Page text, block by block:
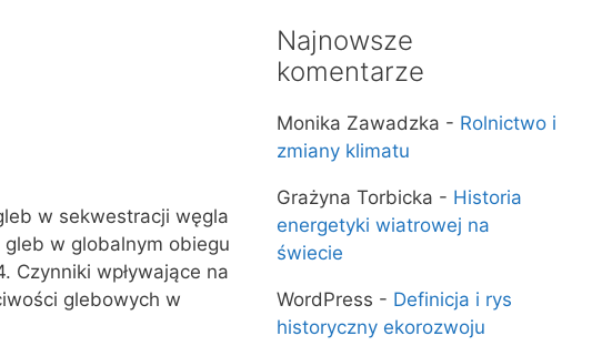
w sekwestracji węgla
gleb w globalnym obiegu
Czynniki wpływające na
glebowych w
Najnowsze
komentarze
Monika Zawadzka - Rolnictwo i
zmiany klimatu
Grażyna Torbicka - Historia
energetyki wiatrowej na
świecie
WordPress - Definicja i rys
historyczny ekorozwoju